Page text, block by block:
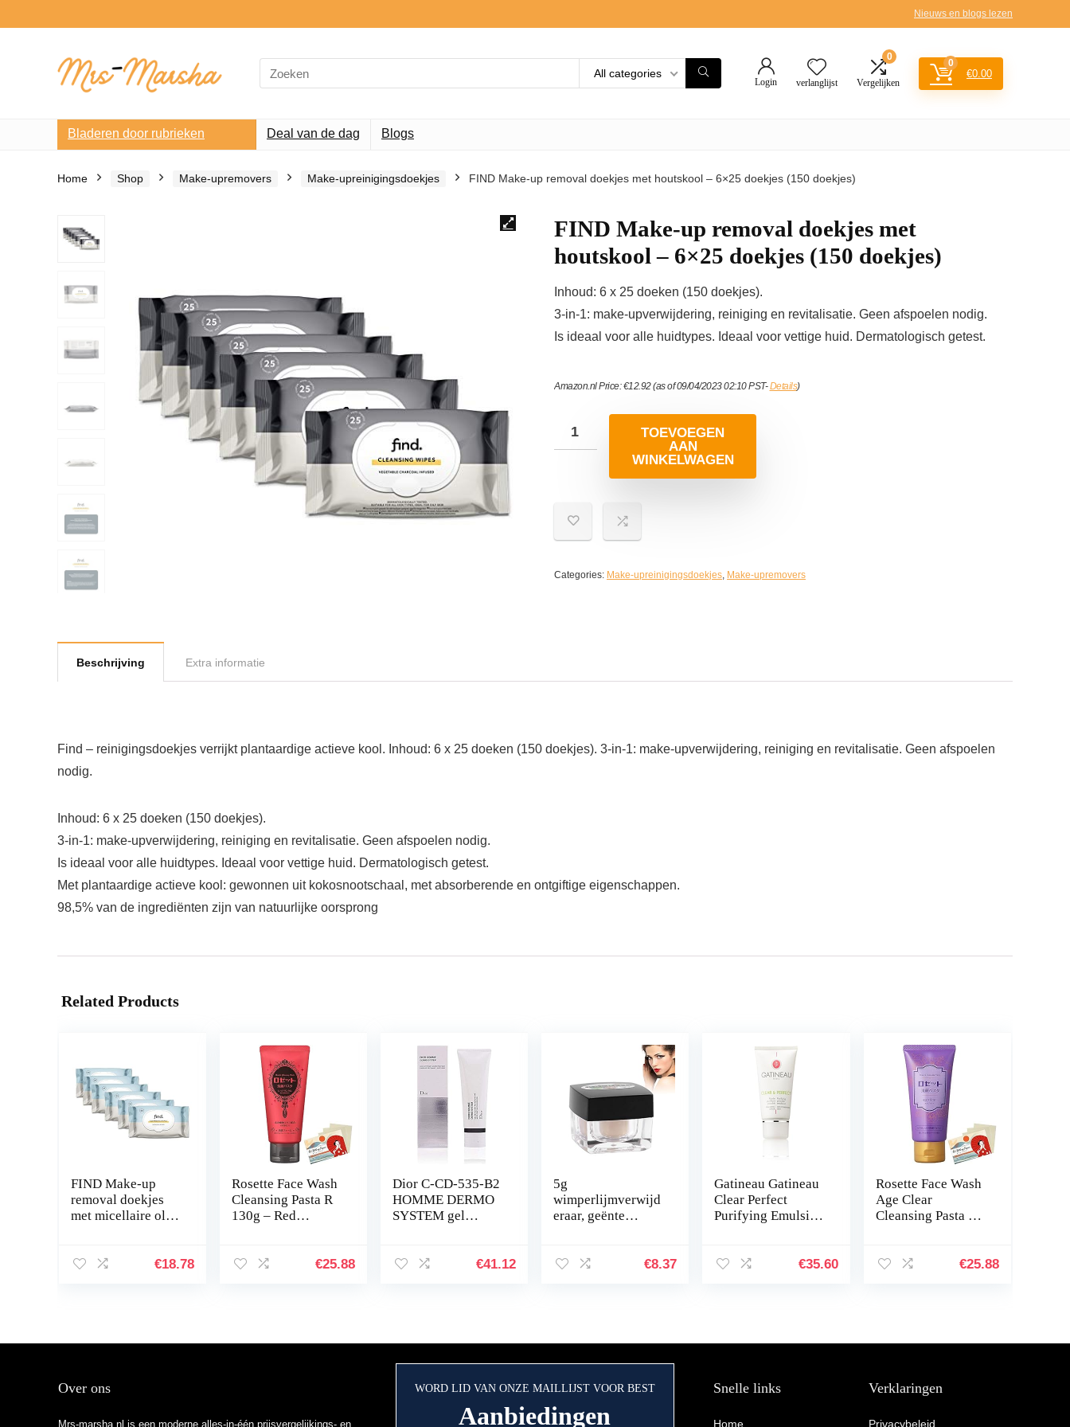
Nieuws en blogs lezen
Search
for:
All categories
Login verlanglijst
0
Vergelijken
0
€0.00
Bladeren door rubrieken Deal van de dag Blogs
Home Shop Make-upremovers Make-upreinigingsdoekjes FIND Make-up removal doekjes met houtskool – 6×25 doekjes (150 doekjes)
FIND Make-up removal doekjes met
houtskool – 6×25 doekjes (150 doekjes)
Inhoud: 6 x 25 doeken (150 doekjes).
3-in-1: make-upverwijdering, reiniging en revitalisatie. Geen afspoelen nodig.
Is ideaal voor alle huidtypes. Ideaal voor vettige huid. Dermatologisch getest.
Amazon.nl Price:€12.92(as of 09/04/2023 02:10 PST-Details)
TOEVOEGEN
AAN
WINKELWAGEN
Categories: Make-upreinigingsdoekjes, Make-upremovers
Beschrijving Extra informatie
Find – reinigingsdoekjes verrijkt plantaardige actieve kool. Inhoud: 6 x 25 doeken (150 doekjes). 3-in-1: make-upverwijdering, reiniging en revitalisatie. Geen afspoelen
nodig.
Inhoud: 6 x 25 doeken (150 doekjes).
3-in-1: make-upverwijdering, reiniging en revitalisatie. Geen afspoelen nodig.
Is ideaal voor alle huidtypes. Ideaal voor vettige huid. Dermatologisch getest.
Met plantaardige actieve kool: gewonnen uit kokosnootschaal, met absorberende en ontgiftige eigenschappen.
98,5% van de ingrediënten zijn van natuurlijke oorsprong
Related Products
FIND Make-up
removal doekjes
met micellaire olie
€18.78
Rosette Face Wash
Cleansing Pasta R
130g – Red
€25.88
Dior C-CD-535-B2
HOMME DERMO
SYSTEM gel
€41.12
5g
wimperlijmverwijd
eraar, geënte
ème
€8.37
Gatineau Gatineau
Clear Perfect
Purifying Emulsion
gecombineerde€35.60
Rosette Face Wash
Age Clear
Cleansing Pasta AG
€25.88
Over ons
Mrs-marsha.nl is een moderne alles-in-één prijsvergelijkings- en
WORD LID VAN ONZE MAILLIJST VOOR BEST
Aanbiedingen
Snelle links
Home
Verklaringen
Privacybeleid